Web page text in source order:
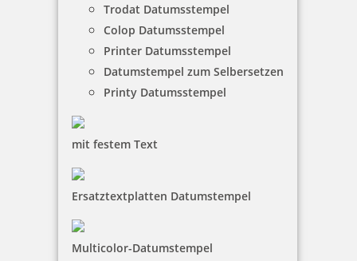
Trodat Datumsstempel
Colop Datumsstempel
Printer Datumsstempel
Datumstempel zum Selbersetzen
Printy Datumsstempel
mit festem Text
Ersatztextplatten Datumstempel
Multicolor-Datumstempel
Trodat Printy 4910-S mit Schlüsselanhänger
21,27 €
Jetzt gestalten